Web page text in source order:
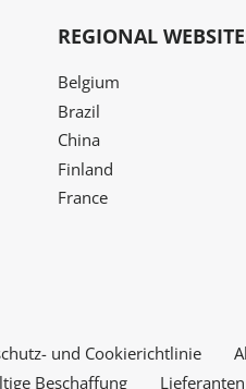
REGIONAL
Belgium
Brazil
China
Finland
France
und Cookierichtlinie
Beschaffung